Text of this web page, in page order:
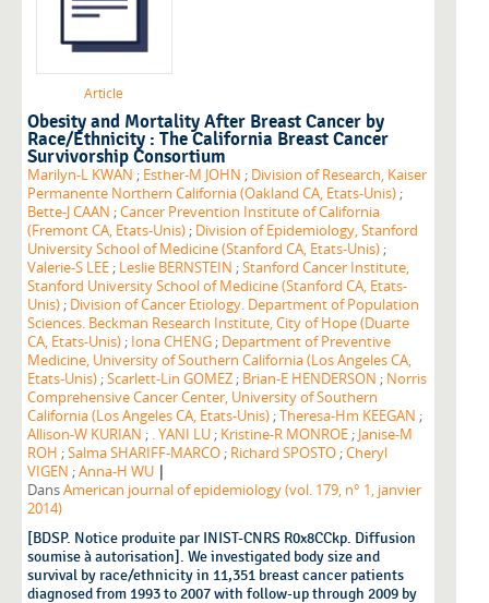
Article
Obesity and Mortality After Breast Cancer by
Race/Ethnicity : The California Breast Cancer
Survivorship Consortium
Marilyn-L KWAN ; Esther-M JOHN ; Division of Research, Kaiser
Permanente Northern California (Oakland CA, Etats-Unis) ;
Bette-J CAAN ;Cancer Prevention Institute of California
(Fremont CA, Etats-Unis) ; Division of Epidemiology, Stanford
University School of Medicine (Stanford CA, Etats-Unis) ;
Valerie-S LEE ; Leslie BERNSTEIN ;Stanford Cancer Institute,
Stanford University School of Medicine (Stanford CA, Etats-
Unis) ; Division of Cancer Etiology. Department of Population
Sciences. Beckman Research Institute, City of Hope (Duarte
CA, Etats-Unis) ; Iona CHENG ; Department of Preventive
Medicine, University of Southern California (Los Angeles CA,
Etats-Unis) ;Scarlett-Lin GOMEZ ; Brian-E HENDERSON ; Norris
Comprehensive Cancer Center, University of Southern
California (Los Angeles CA, Etats-Unis) ;Theresa-Hm KEEGAN ;
Allison-W KURIAN ; . YANI LU ; Kristine-R MONROE ; Janise-M
ROH ;Salma SHARIFF-MARCO ; Richard SPOSTO ;Cheryl
VIGEN ;Anna-H WU |
DansAmerican journal of epidemiology (vol. 179, n° 1, janvier
2014)
[BDSP. Notice produite par INIST-CNRS R0x8CCkp. Diffusion
soumise à autorisation]. We investigated body size and
survival by race/ethnicity in 11,351 breast cancer patients
diagnosed from 1993 to 2007 with follow-up through 2009 by